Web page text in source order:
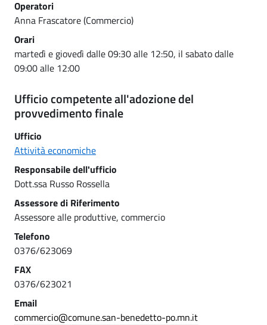
Operatori
Anna Frascatore (Commercio)
Orari
martedì e giovedì dalle 09:30 alle 12:50, il sabato dalle
09:00 alle 12:00
Ufficio competente all'adozione del
provvedimento finale
Ufficio
Attività economiche
Responsabile dell'ufficio
Dott.ssa Russo Rossella
Assessore di Riferimento
Assessore alle produttive, commercio
Telefono
0376/623069
FAX
0376/623021
Email
commercio@comune.san-benedetto-po.mn.it